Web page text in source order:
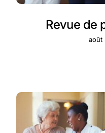
Revue de
août